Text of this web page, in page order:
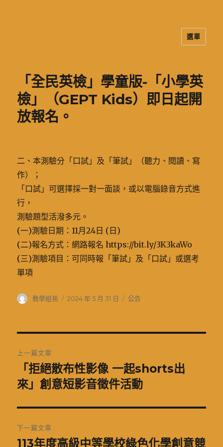
選單
「全民英檢」學童版-「小學英
檢」（GEPT Kids）即日起開
放報名。
二、本測驗分「口試」及「筆試」（聽力、閱讀、寫
作）；
「口試」可選擇採一對一面談，或以電腦錄音方式進
行，
測驗題型活潑多元。
(一)測驗日期：11月24日 (日)
(二)報名方式：網路報名 https://bit.ly/3K3kaWo
(三)測驗項目：可同時報「筆試」及「口試」或選考
單項
作
教學組長
發
2024 年 5 月 31 日
分
公告
章
導
覽
上一篇文章
上
一
文
章:
「拒絕散布性影像 一起shorts出
來」創意短影音徵件活動
下一篇文章
下
113年度高級中等學校綠色化學創意競